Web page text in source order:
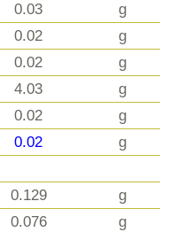
0.03
g
0.02
g
0.02
g
4.03
g
0.02
g
0.02
g
0.129
g
0.076
g